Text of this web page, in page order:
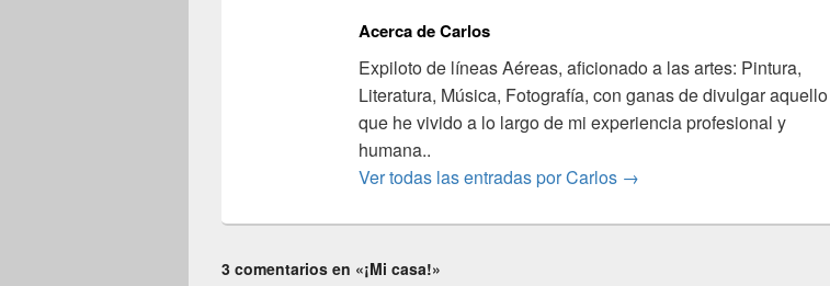
Acerca de Carlos
Expiloto de líneas Aéreas, aficionado a las artes: Pintura,
Literatura, Música, Fotografía, con ganas de divulgar aquello
que he vivido a lo largo de mi experiencia profesional y
humana..
Ver todas las entradas por Carlos →
3 comentarios en «¡Mi casa!»